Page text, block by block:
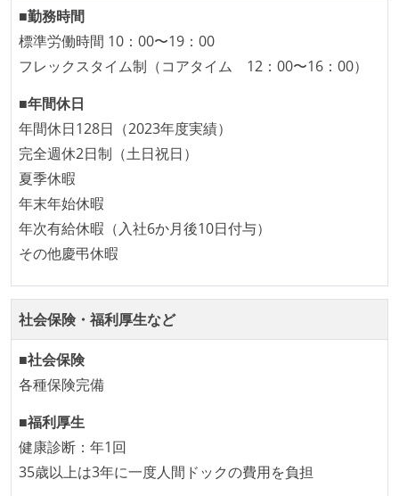
る
アジャイル実践状況
している
デイリーでスタンドアップミーティング、またはそれ
に準じるチーム内の打ち合わせを行っている
継続的なデプロイ（デリバリー）を行っている
ワークフローの整備
全てのコードをバージョン管理ツールで管理している
各メンバーが実装したコードのマージは Pull Request
ベースで行われる
自動（＝システム化され、1コマンドで実行できる）
ビルド、自動デプロイ環境が整備されている
コードによるインフラ構成管理（Infrastructure as
労働環境の自由度
フレックスタイム制または裁量労働制を採用している
■勤務時間
標準労働時間 10：00〜19：00
フレックスタイム制（コアタイム 12：00〜16：00）
■年間休日
年間休日128日（2023年度実績）
完全週休2日制（土日祝日）
夏季休暇
年末年始休暇
年次有給休暇（入社6か月後10日付与）
その他慶弔休暇
社会保険・福利厚生など
■社会保険
各種保険完備
■福利厚生
健康診断：年1回
35歳以上は3年に一度人間ドックの費用を負担